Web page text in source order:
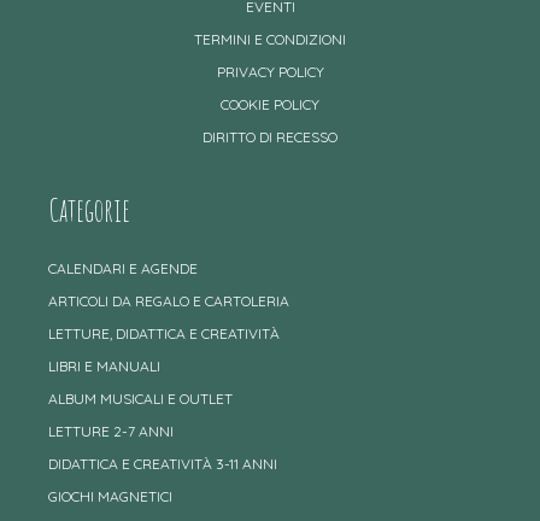
EVENTI
TERMINI E CONDIZIONI
PRIVACY POLICY
COOKIE POLICY
DIRITTO DI RECESSO
Categorie
CALENDARI E AGENDE
ARTICOLI DA REGALO E CARTOLERIA
LETTURE, DIDATTICA E CREATIVITÀ
LIBRI E MANUALI
ALBUM MUSICALI E OUTLET
LETTURE 2-7 ANNI
DIDATTICA E CREATIVITÀ 3-11 ANNI
GIOCHI MAGNETICI